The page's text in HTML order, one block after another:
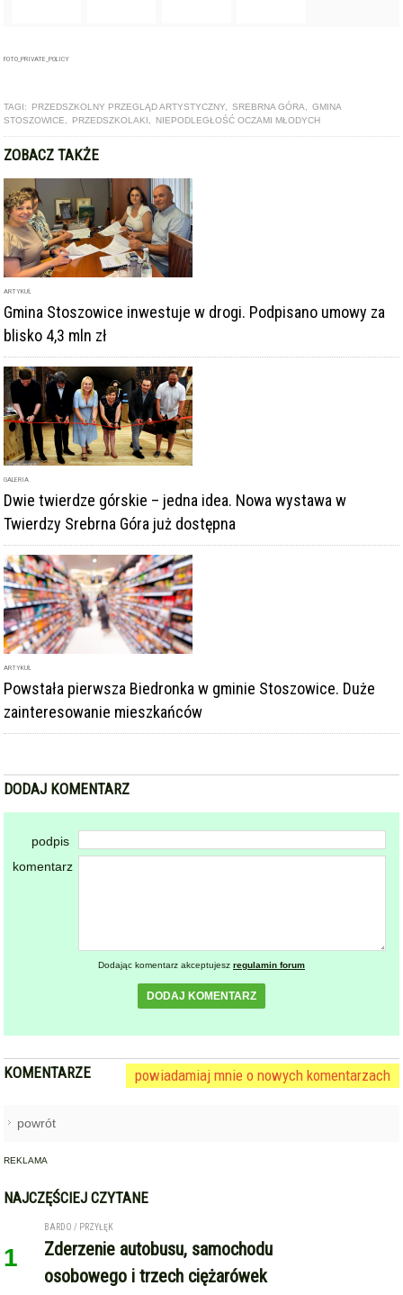
ARTYKUŁ
Gmina Stoszowice inwestuje w drogi. Podpisano umowy za
blisko 4,3 mln zł
Dwie twierdze górskie – jedna idea. Nowa wystawa w
Twierdzy Srebrna Góra już dostępna
Powstała pierwsza Biedronka w gminie Stoszowice. Duże
zainteresowanie mieszkańców
DODAJ KOMENTARZ
podpis
komentarz
Dodając komentarz akceptujeszregulamin forum
NAJCZĘŚCIEJ CZYTANE
1
Zderzenie autobusu, samochodu
na krajowej ósemce przed
Bardem
2
KAMIENIEC ZĄBKOWICKI
OHZ rezygnuje z budowy
biometanowni w gminie